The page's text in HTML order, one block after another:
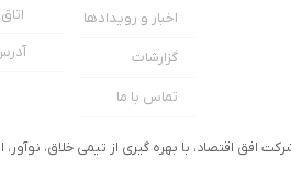
★★
اخبار و رویدادها
گزارشات
تماس با ما
افق اقتصاد، با بهره گیری از تیمی خلاق، نوآور،